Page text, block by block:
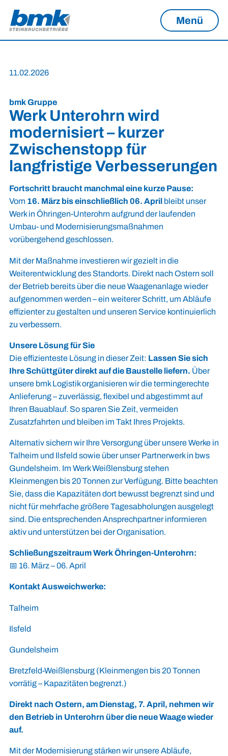
Menü
bmk Gruppe
Werk Unterohrn wird
modernisiert – kurzer
Zwischenstopp für
langfristige Verbesserungen
Fortschritt braucht manchmal eine kurze Pause:
Vom 16. März bis einschließlich 06. April bleibt unser
Werk in Öhringen-Unterohrn aufgrund der laufenden
Umbau- und Modernisierungsmaßnahmen
vorübergehend geschlossen.
Mit der Maßnahme investieren wir gezielt in die
Weiterentwicklung des Standorts. Direkt nach Ostern soll
der Betrieb bereits über die neue Waagenanlage wieder
aufgenommen werden – ein weiterer Schritt, um Abläufe
effizienter zu gestalten und unseren Service kontinuierlich
zu verbessern.
Unsere Lösung für Sie
Die effizienteste Lösung in dieser Zeit: Lassen Sie sich
Ihre Schüttgüter direkt auf die Baustelle liefern. Über
unsere bmk Logistikorganisieren wir die termingerechte
Anlieferung – zuverlässig, flexibel und abgestimmt auf
Ihren Bauablauf. So sparen Sie Zeit, vermeiden
Zusatzfahrten und bleiben im Takt Ihres Projekts.
Alternativ sichern wir Ihre Versorgung über unsere Werke in
Talheim und Ilsfeld sowie über unser Partnerwerk in bws
Gundelsheim. Im Werk Weißlensburg stehen
Kleinmengen bis 20 Tonnen zur Verfügung. Bitte beachten
Sie, dass die Kapazitäten dort bewusst begrenzt sind und
nicht für mehrfache größere Tagesabholungen ausgelegt
sind. Die entsprechenden Ansprechpartner informieren
aktiv und unterstützen bei der Organisation.
Schließungszeitraum Werk Öhringen-Unterohrn:
📅 16. März – 06. April
Kontakt Ausweichwerke:
Talheim
Ilsfeld
Gundelsheim
Bretzfeld-Weißlensburg(Kleinmengen bis 20 Tonnen
vorrätig – Kapazitäten begrenzt.)
Direkt nach Ostern, am Dienstag, 7. April, nehmen wir
den Betrieb in Unterohrn über die neue Waage wieder
auf.
Mit der Modernisierung stärken wir unsere Abläufe,
11.02.2026